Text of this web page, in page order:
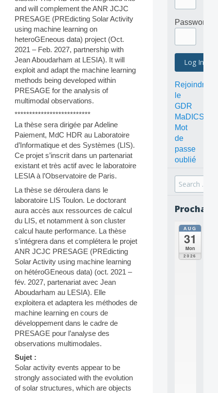
and will complement the ANR JCJC
PRESAGE (PREdicting Solar Activity
using machine learning on
heteroGEneous data) project (Oct.
2021 – Feb. 2027, partnership with
Jean Aboudarham at LESIA). It will
exploit and adapt the machine learning
methods being developed within
PRESAGE for the analysis of
multimodal observations.
**************************
La thèse sera dirigée par Adeline
Paiement, MdC HDR au Laboratoire
d’Informatique et des Systèmes (LIS).
Ce projet s’inscrit dans un partenariat
existant et très actif avec le laboratoire
LESIA à l’Observatoire de Paris.
La thèse se déroulera dans le
laboratoire LIS Toulon. Le doctorant
aura accès aux ressources de calcul
du LIS, et notamment à son cluster
calcul haute performance. La thèse
s’intégrera dans et complétera le projet
ANR JCJC PRESAGE (PREdicting
Solar Activity using machine learning
on hétéroGEneous data) (oct. 2021 –
fév. 2027, partenariat avec Jean
Aboudarham au LESIA). Elle
exploitera et adaptera les méthodes de
machine learning en cours de
développement dans le cadre de
PRESAGE pour l’analyse des
observations multimodales.
Sujet :
Solar activity events appear to be
strongly associated with the evolution
of solar structures, which are objects
Password
Rejoindre
le
GDR
MaDICS
Mot
de
passe
oublié
Search
for:
AUG
31
Mon
2026